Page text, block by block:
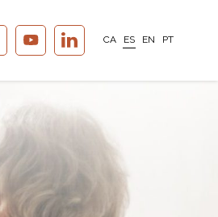
CA ES EN PT